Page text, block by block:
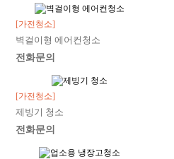
[가전청소]
벽걸이형 에어컨청소
전화문의
[가전청소]
제빙기 청소
전화문의